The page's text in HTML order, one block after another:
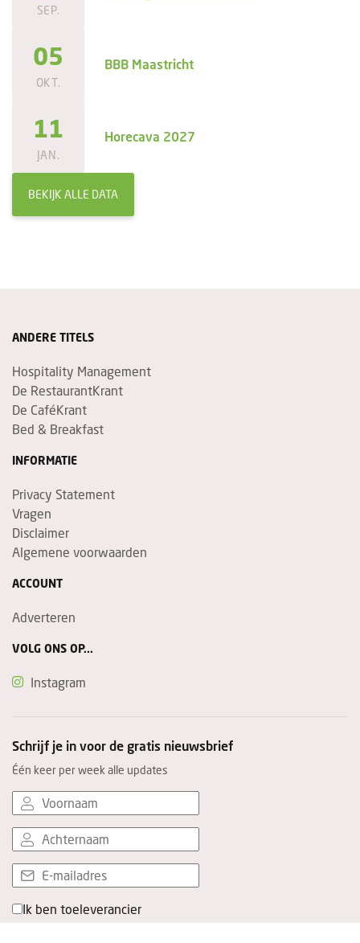
SEP.
05
OKT.
BBB Maastricht
11
JAN.
Horecava 2027
BEKIJK ALLE DATA
ANDERE TITELS
Hospitality Management
De RestaurantKrant
De CaféKrant
Bed & Breakfast
INFORMATIE
Privacy Statement
Vragen
Disclaimer
Algemene voorwaarden
ACCOUNT
Adverteren
VOLG ONS OP...
Instagram
Schrijf je in voor de gratis nieuwsbrief
Één keer per week alle updates
Ik ben toeleverancier